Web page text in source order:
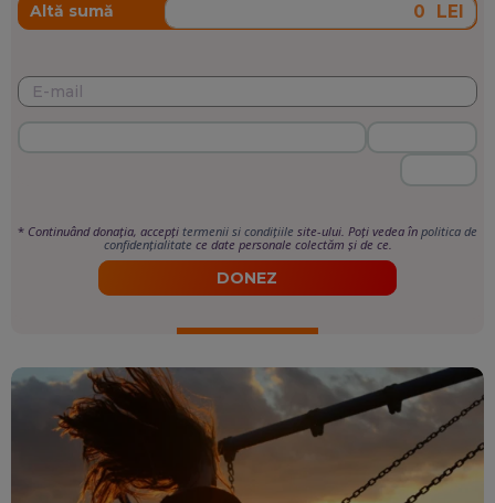
Altă sumă LEI
* Continuând donația, accepți termenii si condițiile site-ului. Poți vedea în politica de
confidențialitate ce date personale colectăm și de ce.
DONEZ